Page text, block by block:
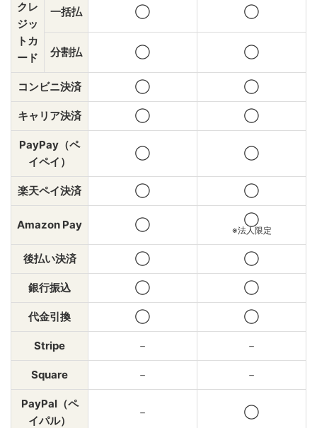
クレ
ジッ
トカ
ード
一括払 ◯ ◯
分割払 ◯ ◯
コンビニ決済 ◯ ◯
キャリア決済 ◯ ◯
PayPay（ペ
イペイ）
◯ ◯
楽天ペイ決済 ◯ ◯
Amazon Pay ◯ ◯
※法人限定
後払い決済 ◯ ◯
銀行振込 ◯ ◯
代金引換 ◯ ◯
Stripe － －
Square － －
PayPal（ペ
イパル）
－ ◯